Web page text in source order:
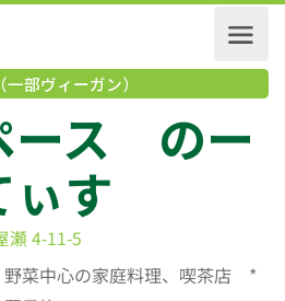
一部ヴィーガン）
ース の
ぃす
野菜中心の家庭料理、喫茶店 *